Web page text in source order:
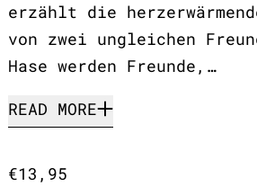
erzählt die
von zwei ungleichen
Hase werden Freunde,…
READ MORE
Regular price
€13,95